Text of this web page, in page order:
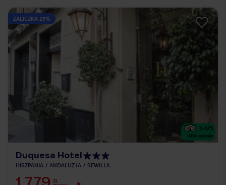
ZALICZKA 25%
3.4/5
484 opinie
Duquesa Hotel
HISZPANIA ANDALUZJA SEWILLA
ZŁ